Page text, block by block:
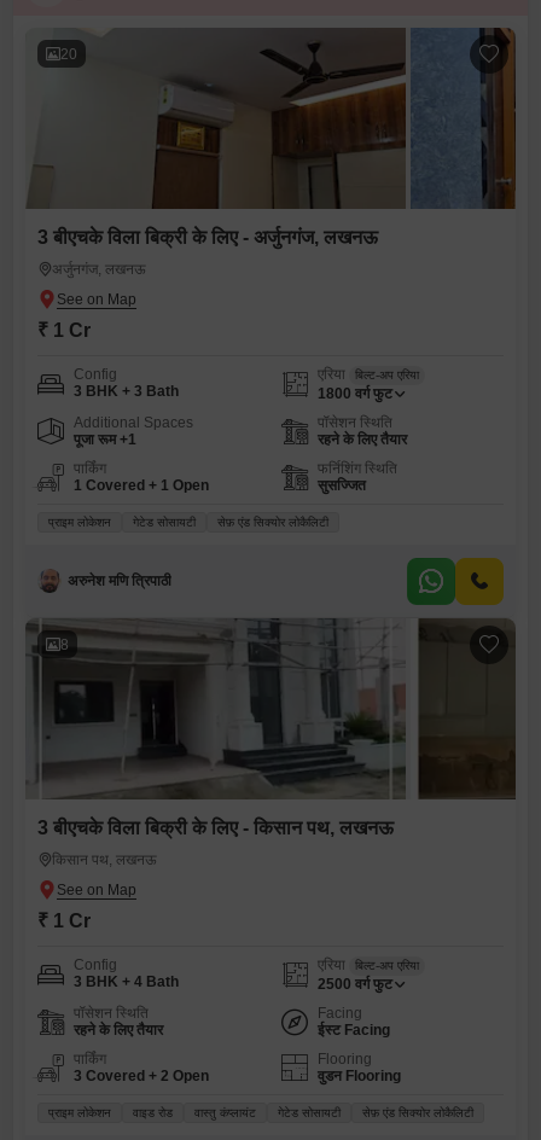
20
3 बीएचके विला बिक्री के लिए - अर्जुनगंज, लखनऊ
अर्जुनगंज, लखनऊ
₹ 1 Cr
Config
3 BHK + 3 Bath
एरिया बिल्ट-अप एरिया
1800 वर्ग फुट
Additional Spaces
पूजा रूम +1
पॉसेशन स्थिति
रहने के लिए तैयार
पार्किंग
1 Covered + 1 Open
फर्निशिंग स्थिति
सुसज्जित
प्राइम लोकेशन गेटेड सोसायटी सेफ़ एंड सिक्योर लोकैलिटी
अरुनेश मणि त्रिपाठी
8
3 बीएचके विला बिक्री के लिए - किसान पथ, लखनऊ
किसान पथ, लखनऊ
₹ 1 Cr
Config
3 BHK + 4 Bath
एरिया बिल्ट-अप एरिया
2500 वर्ग फुट
पॉसेशन स्थिति
रहने के लिए तैयार
Facing
ईस्ट Facing
पार्किंग
3 Covered + 2 Open
Flooring
वुडन Flooring
प्राइम लोकेशन वाइड रोड वास्तु कंप्लायंट गेटेड सोसायटी सेफ़ एंड सिक्योर लोकैलिटी